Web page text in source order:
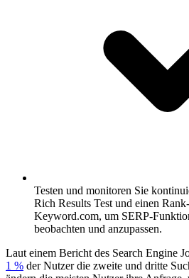
Testen und monitoren Sie
Rich Results Test und einen
Keyword.com, um SERP-
beobachten und anzupassen.
Laut einem Bericht des Search Engine
1 % der Nutzer die zweite und dritte